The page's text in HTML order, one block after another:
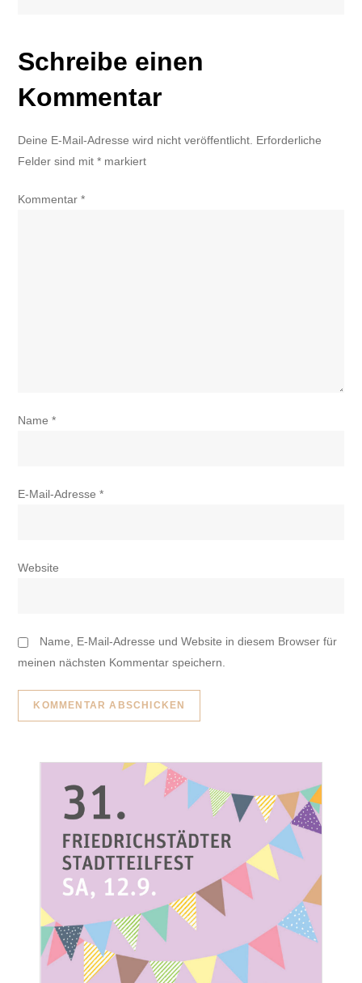
Schreibe einen
Kommentar
Deine E-Mail-Adresse wird nicht veröffentlicht. Erforderliche
Felder sind mit* markiert
Kommentar*
Name*
E-Mail-Adresse*
Website
Name, E-Mail-Adresse und Website in diesem Browser für
meinen nächsten Kommentar speichern.